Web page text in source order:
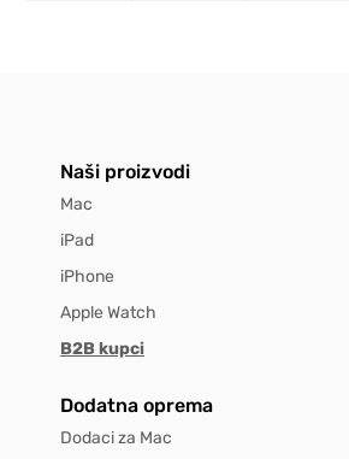
Naši proizvodi
Mac
iPad
iPhone
Apple Watch
B2B kupci
Dodatna oprema
Dodaci za Mac